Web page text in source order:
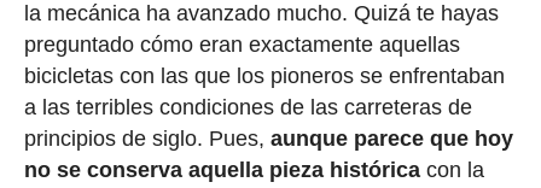
la mecánica ha avanzado mucho. Quizá te hayas
preguntado cómo eran exactamente aquellas
bicicletas con las que los pioneros se enfrentaban
a las terribles condiciones de las carreteras de
principios de siglo. Pues, aunque parece que hoy
no se conserva aquella pieza históricacon la